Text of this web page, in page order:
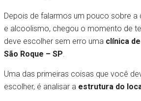
Depois de falarmos um pouco sobre a
e alcoolismo, chegou o momento de
deve escolher sem erro uma clínica
São Roque – SP
Uma das primeiras coisas que você
escolher, é analisar a estrutura do